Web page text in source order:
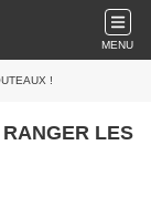
MENU
!
LES